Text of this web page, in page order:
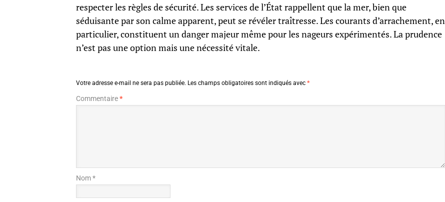
respecter les règles de sécurité. Les services de l’État rappellent que la mer, bien que
séduisante par son calme apparent, peut se révéler traîtresse. Les courants d’arrachement, en
particulier, constituent un danger majeur même pour les nageurs expérimentés. La prudence
n’est pas une option mais une nécessité vitale.
Votre adresse e-mail ne sera pas publiée. Les champs obligatoires sont indiqués avec *
Commentaire*
Nom *